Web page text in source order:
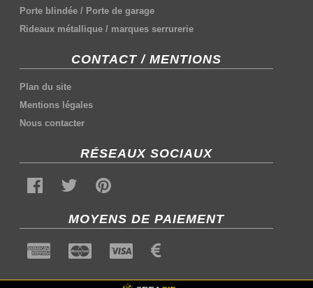
Porte blindée / Porte de garage
Rideaux métallique / marques serrurerie
CONTACT / MENTIONS
Plan du site
Mentions légales
Nous contacter
RÉSEAUX SOCIAUX
MOYENS DE PAIEMENT